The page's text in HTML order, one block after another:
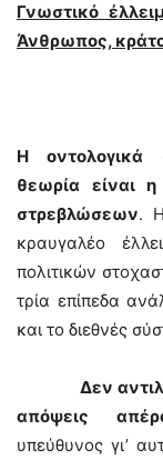
Γνωστικό
Άνθρωπος,
Η οντολογικά
θεωρία είναι
στρεβλώσεων.
κραυγαλέο
πολιτικών
τρία επίπεδα
και το διεθνές
Δεν
απόψεις
υπεύθυνος γι’